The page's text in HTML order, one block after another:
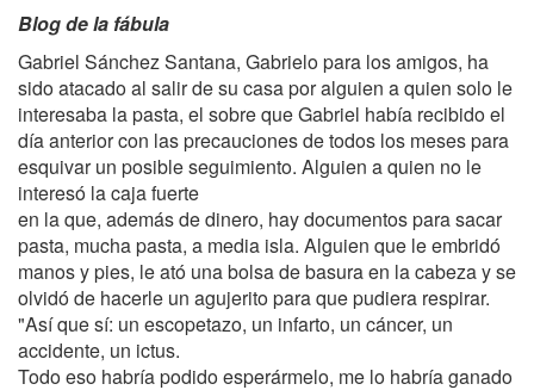
Blog de la fábula
Gabriel Sánchez Santana, Gabrielo para los amigos, ha
sido atacado al salir de su casa por alguien a quien solo le
interesaba la pasta, el sobre que Gabriel había recibido el
día anterior con las precauciones de todos los meses para
esquivar un posible seguimiento. Alguien a quien no le
interesó la caja fuerte
en la que, además de dinero, hay documentos para sacar
pasta, mucha pasta, a media isla. Alguien que le embridó
manos y pies, le ató una bolsa de basura en la cabeza y se
olvidó de hacerle un agujerito para que pudiera respirar.
"Así que sí: un escopetazo, un infarto, un cáncer, un
accidente, un ictus.
Todo eso habría podido esperármelo, me lo habría ganado